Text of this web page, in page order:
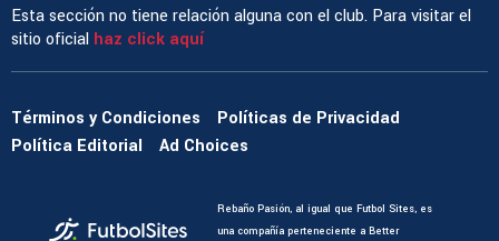
Esta sección no tiene relación alguna con el club. Para visitar el
sitio oficial haz click aquí
Términos y Condiciones
Políticas de Privacidad
Política Editorial
Ad Choices
Rebaño Pasión, al igual que Futbol Sites, es
una compañía perteneciente a Better